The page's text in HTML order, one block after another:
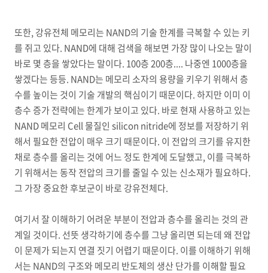
또한, 강유전체 메모리는 NAND의 기술 한계를 극복할 수 있는 키
를 쥐고 있다. NAND에 대해 검색을 해보면 가장 많이 나오는 말이
바로 몇 층을 쌓았다는 말이다. 100층 200층.... 나중엔 1000층을
쌓겠다는 등등. NAND는 메모리 소자의 용량을 키우기 위해서 층
수를 높이는 것이 기술 개발의 핵심이기 때문이다. 하지만 이미 이
층수 증가 전략에는 한계가 보이고 있다. 바로 현재 사용하고 있는
NAND 메모리 Cell 물질인 silicon nitride에 정보를 저장하기 위
해서 필요한 전압이 매우 크기 때문이다. 이 전압의 크기를 유지한
채로 층수를 올리는 것에 어느 정도 한계에 도달했고, 이를 극복하
기 위해서는 동작 전압의 크기를 줄일 수 있는 신소재가 필요하다.
그 가장 중요한 후보군이 바로 강유전체다.
여기서 잘 이해하기 어려운 부분이 전압과 층수를 올리는 것의 관
계일 것이다. 선뜻 생각하기에 층수를 그냥 올리면 되는데 왜 전압
이 문제가 되는지 연결 짓기 어렵기 때문이다. 이를 이해하기 위해
서는 NAND의 구조와 메모리 반도체의 생산 단가를 이해할 필요